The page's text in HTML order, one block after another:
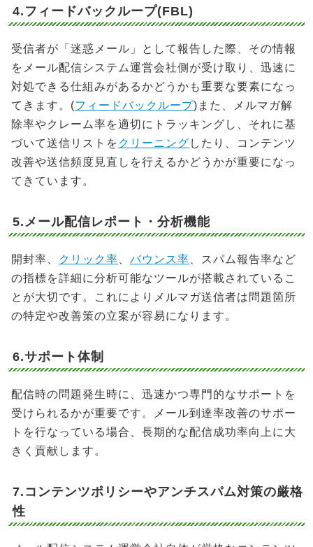
4.フィードバックループ(FBL)
受信者が「迷惑メール」として報告した際、その情報
をメール配信システム運営会社側が受け取り、迅速に
対処できる仕組みがあるかどうかも重要な要素になっ
てきます。(フィードバックループ)また、メルマガ解
除率やクレーム率を適切にトラッキングし、それに基
づいて送信リストを クリーニング したり、コンテンツ
改善や送信頻度見直しを行えるかどうかが重要になっ
てきています。
5.メール配信レポート・分析機能
開封率、 クリック率 バウンス率 、スパム報告率など
の指標を詳細に分析可能なツールが搭載されているこ
とが大切です。これによりメルマガ送信者は問題箇所
の特定や改善策の立案が容易になります。
6.サポート体制
配信時の問題発生時に、迅速かつ専門的なサポートを
受けられるかが重要です。メール到達率改善のサポー
トを行なっている場合、長期的な配信成功率向上に大
きく貢献します。
7.コンテンツポリシーやアンチスパム対策の厳格
性